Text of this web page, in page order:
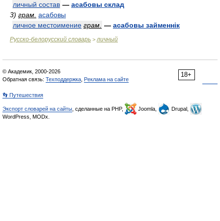
личный состав — асабовы склад
3) грам. асабовы
личное местоимение грам. — асабовы займеннік
Русско-белорусский словарь > личный
18+
© Академик, 2000-2026
Обратная связь: Техподдержка Реклама на сайте
👣 Путешествия
Экспорт словарей на сайты , сделанные на PHP, Joomla,
Drupal,
WordPress, MODx.